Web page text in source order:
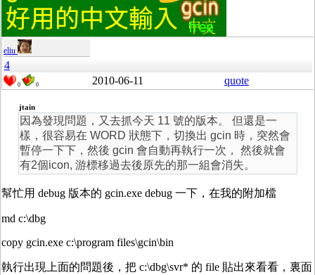
eliu
4
0 0 2010-06-11 quote
jtain
因為發現問題，又去抓今天 11 號的版本。 但還是一
樣，很容易在 WORD 狀態下，切換出 gcin 時，突然會
暫停一下下，然後 gcin 會自動再執行一次， 然後就會
有2個icon, 游標移過去後原先的那一組會消失。
幫忙用 debug 版本的 gcin.exe debug 一下，在我的附加檔
md c:\dbg
copy gcin.exe c:\program files\gcin\bin
執行出現上面的問題後，把 c:\dbg\svr* 的 file 貼出來看看，裏面